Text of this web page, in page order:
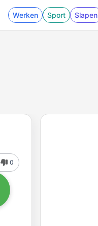
Werken Sport Slapen
0